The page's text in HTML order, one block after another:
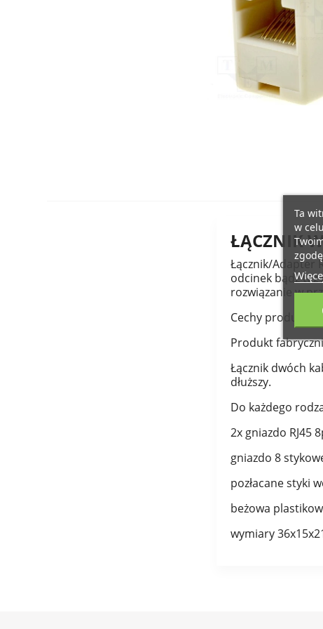
ŁĄCZNIK
Łącznik/Adapter
odcinek bądź też
rozwiązanie w
Cechy produktu:
Produkt
Łącznik dwóch
dłuższy.
Do każdego
2x gniazdo RJ45
gniazdo 8
pozłacane styki
beżowa
wymiary
Ta
w